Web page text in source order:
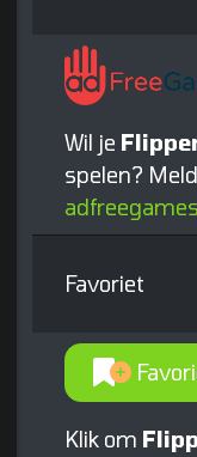
Wil je
spelen?
Favoriet
Klik om